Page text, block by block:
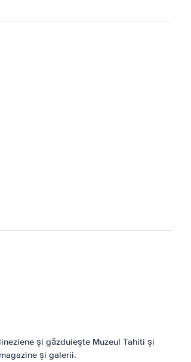
și găzduiește Muzeul Tahiti și
și galerii.